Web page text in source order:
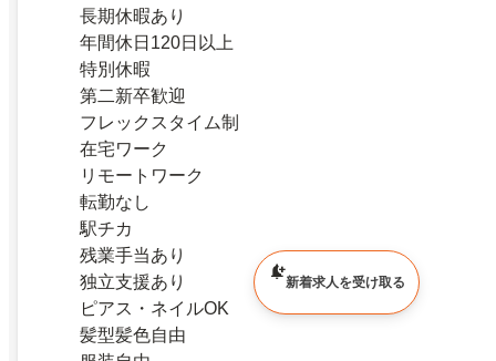
長期休暇あり
年間休日120日以上
特別休暇
第二新卒歓迎
フレックスタイム制
在宅ワーク
リモートワーク
転勤なし
駅チカ
残業手当あり
独立支援あり
ピアス・ネイルOK
髪型髪色自由
新着求人を受け取る